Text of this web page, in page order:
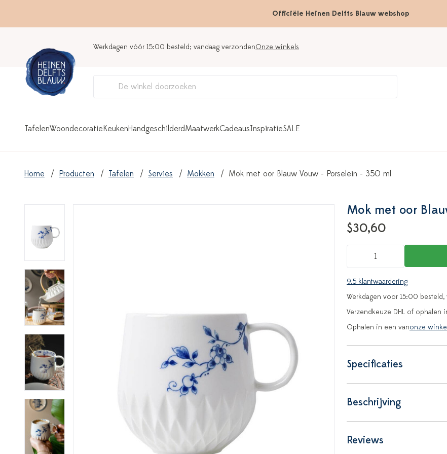
Officiële Heinen Delfts Blauw webshop
Werkdagen vóór 15:00 besteld; vandaag verzondenOnze winkels
TafelenWoondecoratieKeukenHandgeschilderdMaatwerkCadeausInspiratieSALE
Home Producten Tafelen Servies Mokken Mok met oor Blauw Vouw - Porselein - 350 ml
Mok met oor
$30,60
9.5 klantwaardering
Werkdagen voor 15:00
Verzendkeuze DHL of ophalen
Ophalen in een vanonze
Specificaties
Beschrijving
Reviews